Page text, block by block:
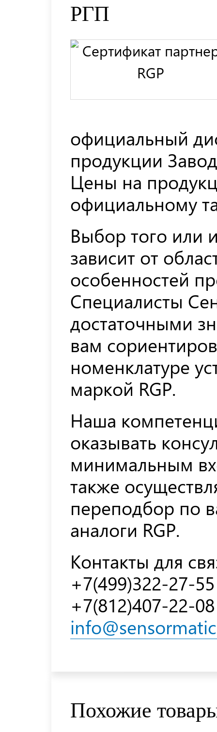
РГП
официальный
продукции
Цены на
официальному
Выбор того или
зависит от
особенностей
Специалисты
достаточными
вам
номенклатуре
маркой RGP.
Наша
оказывать
минимальным
также
переподбор по
аналоги RGP.
Контакты для
+7(499)322-27-55
+7(812)407-22-08
Похожие